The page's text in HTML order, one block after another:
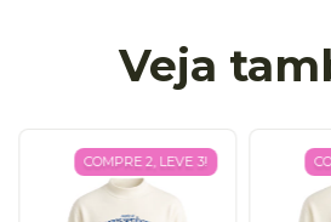
Veja
COMPRE 2, LEVE 3!